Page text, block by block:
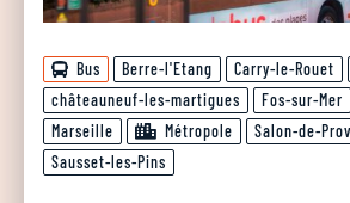
Bus Berre-l'Etang Carry-le-Rouet
châteauneuf-les-martigues
Fos-sur-Mer
Marseille
Métropole
Salon-de-
Sausset-les-Pins